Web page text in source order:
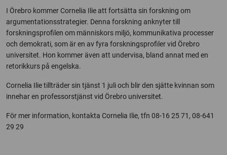
I Örebro kommer Cornelia Ilie att fortsätta sin forskning om
argumentationsstrategier. Denna forskning anknyter till
forskningsprofilen om människors miljö, kommunikativa processer
och demokrati, som är en av fyra forskningsprofiler vid Örebro
universitet. Hon kommer även att undervisa, bland annat med en
retorikkurs på engelska.
Cornelia Ilie tillträder sin tjänst 1 juli och blir den sjätte kvinnan som
innehar en professorstjänst vid Örebro universitet.
För mer information, kontakta Cornelia Ilie, tfn 08-16 25 71, 08-641
29 29